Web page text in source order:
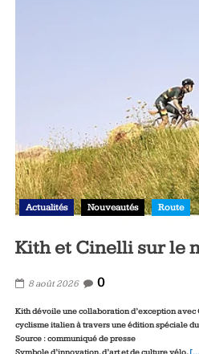
Actualités Nouveautés Route
Kith et Cinelli sur le
8 août 2026 0
Kith dévoile une collaboration d’exception avec
cyclisme italien à travers une édition spéciale
Source : communiqué de presse